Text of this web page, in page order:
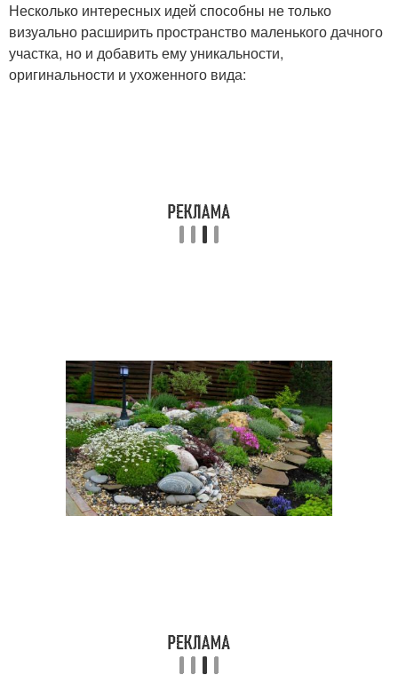
Несколько интересных идей способны не только
визуально расширить пространство маленького дачного
участка, но и добавить ему уникальности,
оригинальности и ухоженного вида: